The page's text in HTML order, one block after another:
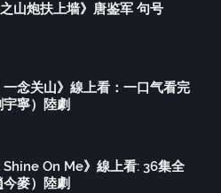
之山炮扶上墙》唐鉴军 句号
一念关山》線上看：一口气看完
宇寧）陸劇
Shine On Me》線上看: 36集全
今麥）陸劇